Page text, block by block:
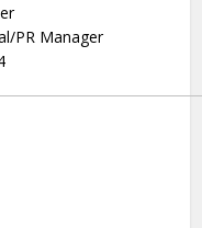
PR Manager